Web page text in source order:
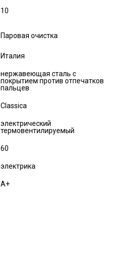
10
Паровая очистка
Италия
нержавеющая сталь с
покрытием против отпечатков
пальцев
Classica
электрический
термовентилируемый
60
электрика
A+